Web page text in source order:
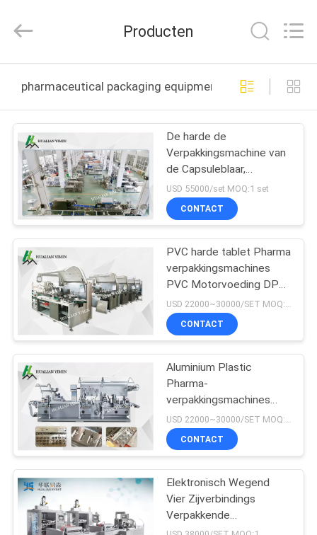
PRODUCTEN
ONGEVEER
ONS
FABRIEKSREIS
KWALITEITSCONTROLE
CONTACTEER
ONS
NIEUWS
VERZOEK
OM
EEN
CITAAT
Machinery
Co.,Ltd..
Reserved.
Producten
pharmaceutical packaging equipment online fabricage
De harde de
Verpakkingsmachine van
de Capsuleblaar,
Farmaceutisch
Verpakkend Materiaal
voor snoepjes,
enz.
USD 55000/set MOQ:1 set
CONTACT
PVC harde tablet Pharma
verpakkingsmachines
PVC Motorvoeding DPB-
260HL voor snoep
CONTACT
Aluminium Plastic
Pharma-
verpakkingsmachines
Plat plaattype - ALU-
PVC, ALV-ALV
CONTACT
Elektronisch Wegend
Vier Zijverbindings
Verpakkende
Machine/Kartonproductielijn